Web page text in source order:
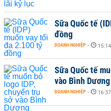
Sữa Quốc tế
đồng
DOANH NGHIỆP -
Sữa Quốc tế
vào Bình Dương
DOANH NGHIỆP -